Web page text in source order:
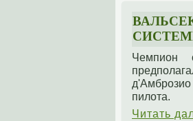
Чемпион
пилота.
Читать